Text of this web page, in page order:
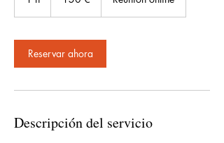
Reservar ahora
Descripción del servicio